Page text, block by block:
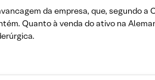
da empresa, que, segundo
Quanto à venda do ativo na